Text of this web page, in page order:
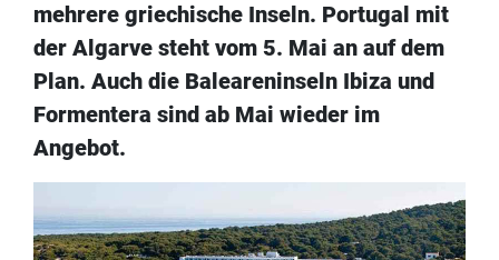
mehrere griechische Inseln. Portugal mit
der Algarve steht vom 5. Mai an auf dem
Plan. Auch die Baleareninseln Ibiza und
Formentera sind ab Mai wieder im
Angebot.